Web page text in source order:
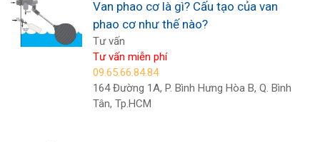
Van phao cơ là gì? Cấu tạo của van
phao cơ như thế nào?
Tư vấn
Tư vấn miễn phí
09.65.66.84.84
164 Đường 1A, P. Bình Hưng Hòa B, Q. Bình
Tân, Tp.HCM